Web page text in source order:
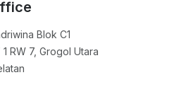
Blok C1
RW 7, Grogol Utara